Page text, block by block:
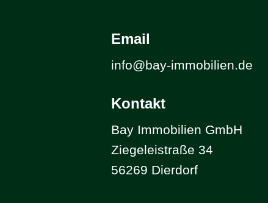
Email
info@bay-immobilien.de
Kontakt
Bay Immobilien GmbH
Ziegeleistraße 34
56269 Dierdorf